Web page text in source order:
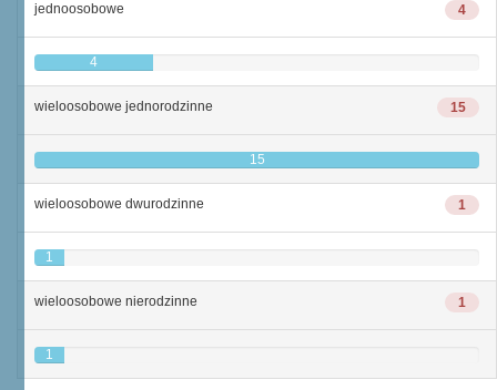
4
jednoosobowe
4
15
wieloosobowe jednorodzinne
15
1
wieloosobowe dwurodzinne
1
1
wieloosobowe nierodzinne
1